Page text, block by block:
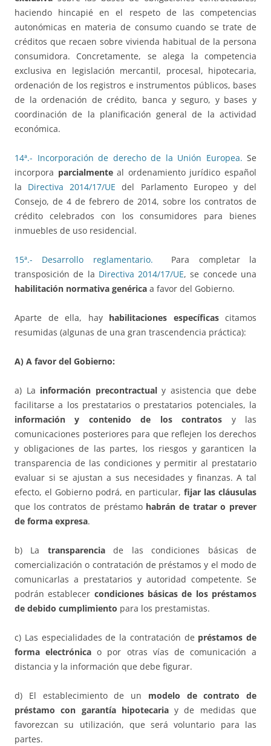
haciendo hincapié en el respeto de las competencias
autonómicas en materia de consumo cuando se trate de
créditos que recaen sobre vivienda habitual de la persona
consumidora. Concretamente, se alega la competencia
exclusiva en legislación mercantil, procesal, hipotecaria,
ordenación de los registros e instrumentos públicos, bases
de la ordenación de crédito, banca y seguro, y bases y
coordinación de la planificación general de la actividad
económica.
14ª.- Incorporación de derecho de la Unión Europea. Se
incorpora parcialmenteal ordenamiento jurídico español
la Directiva 2014/17/UE del Parlamento Europeo y del
Consejo, de 4 de febrero de 2014, sobre los contratos de
crédito celebrados con los consumidores para bienes
inmuebles de uso residencial.
15ª.- Desarrollo reglamentario. Para completar la
transposición de la Directiva 2014/17/UE, se concede una
habilitación normativa genérica a favor del Gobierno.
Aparte de ella, hay habilitaciones específicascitamos
resumidas (algunas de una gran trascendencia práctica):
A) A favor del Gobierno:
a) La información precontractualy asistencia que debe
facilitarse a los prestatarios o prestatarios potenciales, la
información y contenido de los contratos y las
comunicaciones posteriores para que reflejen los derechos
y obligaciones de las partes, los riesgos y garanticen la
transparencia de las condiciones y permitir al prestatario
evaluar si se ajustan a sus necesidades y finanzas. A tal
efecto, el Gobierno podrá, en particular, fijar las cláusulas
que los contratos de préstamo habrán de tratar o prever
de forma expresa.
b) La transparenciade las condiciones básicas de
comercialización o contratación de préstamos y el modo de
comunicarlas a prestatarios y autoridad competente. Se
podrán establecer condiciones básicas de los préstamos
de debido cumplimiento para los prestamistas.
c) Las especialidades de la contratación de préstamos de
forma electrónica o por otras vías de comunicación a
distancia y la información que debe figurar.
d) El establecimiento de un modelo de contrato de
préstamo con garantía hipotecariay de medidas que
favorezcan su utilización, que será voluntario para las
partes.